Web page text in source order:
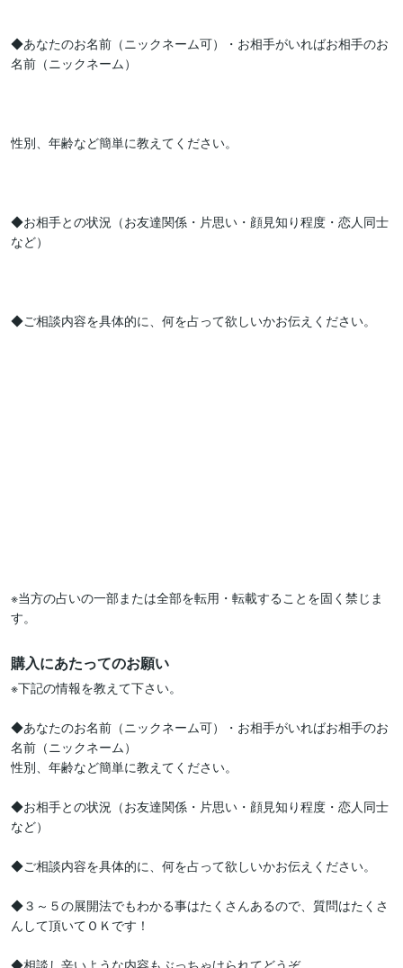
◆あなたのお名前（ニックネーム可）・お相手がいればお相手のお
名前（ニックネーム）
性別、年齢など簡単に教えてください。
◆お相手との状況（お友達関係・片思い・顔見知り程度・恋人同士
など）
◆ご相談内容を具体的に、何を占って欲しいかお伝えください。
※当方の占いの一部または全部を転用・転載することを固く禁じま
す。
購入にあたってのお願い
※下記の情報を教えて下さい。
◆あなたのお名前（ニックネーム可）・お相手がいればお相手のお
名前（ニックネーム）
性別、年齢など簡単に教えてください。
◆お相手との状況（お友達関係・片思い・顔見知り程度・恋人同士
など）
◆ご相談内容を具体的に、何を占って欲しいかお伝えください。
◆３～５の展開法でもわかる事はたくさんあるので、質問はたくさ
んして頂いてＯＫです！